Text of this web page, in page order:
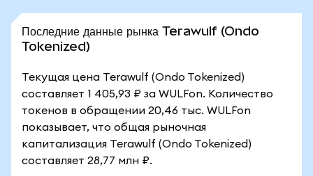
Последние данные рынка Terawulf (Ondo
Tokenized)
Текущая цена Terawulf (Ondo Tokenized)
составляет 1 405,93 ₽ за WULFon. Количество
токенов в обращении 20,46 тыс. WULFon
показывает, что общая рыночная
капитализация Terawulf (Ondo Tokenized)
составляет 28,77 млн ₽.